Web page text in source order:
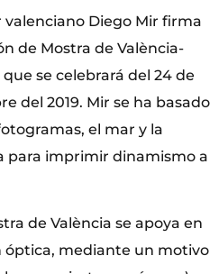
Diego Mir firma
de Mostra de València-
se celebrará del 24 de
del 2019. Mir se ha basado
el mar y la
para imprimir dinamismo a
de València se apoya en
óptica, mediante un motivo